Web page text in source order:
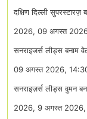
दक्षिण दिल्ली सुपरस्टारज़
2026, 09 अगस्त
सनराइजर्स लीड्स बनाम
09 अगस्त 2026,
सनराइज़र्स लीड्स वुमन
2026, 9 अगस्त 2026,